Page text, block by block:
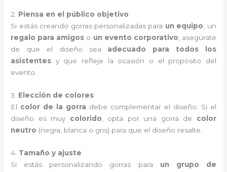
2. Piensa en el público objetivo
Si estás creando gorras personalizadas para un equipo, un
regalo para amigos o un evento corporativo, asegúrate
de que el diseño sea adecuado para todos los
asistentes y que refleje la ocasión o el propósito del
evento.
3. Elección de colores
El color de la gorra debe complementar el diseño. Si el
diseño es muy colorido , opta por una gorra de color
neutro (negra, blanca o gris) para que el diseño resalte.
4. Tamaño y ajuste
Si estás personalizando gorras para un grupo de